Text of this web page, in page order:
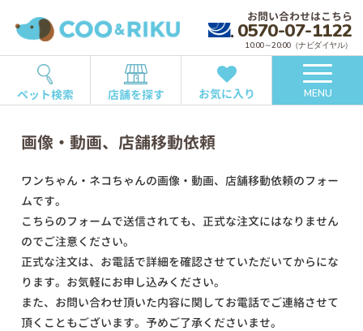
お問い合わせはこちら
0570-07-1122
10:00～20:00（ナビダイヤル）
ペット検索 店舗を探す お気に入り MENU
画像・動画、店舗移動依頼
ワンちゃん・ネコちゃんの画像・動画、店舗移動依頼のフォー
ムです。
こちらのフォームで送信されても、正式な注文にはなりません
のでご注意ください。
正式な注文は、お電話で詳細を確認させていただいてからにな
ります。お気軽にお申し込みください。
また、お問い合わせ頂いた内容に関してお電話でご連絡させて
頂くこともございます。予めご了承くださいませ。